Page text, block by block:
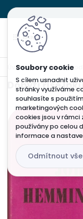
S cílem usnadnit
stránky využíváme
souhlasíte s
marketingových
cookies jsou v
používány po celou
informace a
Odmítnout vše
Úvod Naučná a
Dobytí říše